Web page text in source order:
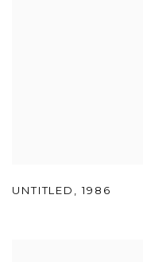
UNTITLED 1986